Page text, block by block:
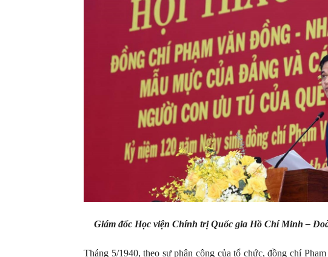
Giám đốc Học viện Chính trị Quốc gia Hồ Chí Minh –
Tháng 5/1940, theo sự phân công của tổ chức, đồng chí